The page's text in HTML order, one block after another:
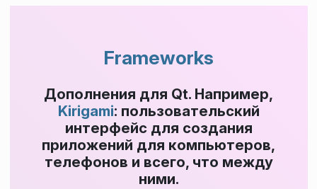
Frameworks
Дополнения для Qt. Например,
Kirigami: пользовательский
интерфейс для создания
приложений для компьютеров,
телефонов и всего, что между
ними.